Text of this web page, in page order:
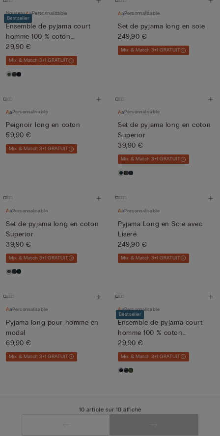
Bestseller
Nouveau Personnalisable
Ensemble de pyjama court
homme 100 % coton
Supérie...
29,90 €
Mix & Match 3+1 GRATUIT
Personnalisable
Set de pyjama long en soie
249,90 €
Mix & Match 3+1 GRATUIT
Personnalisable
Peignoir long en coton
59,90 €
Mix & Match 3+1 GRATUIT
Personnalisable
Set de pyjama long en coton
Superior
39,90 €
Mix & Match 3+1 GRATUIT
Personnalisable
Set de pyjama long en coton
Superior
39,90 €
Mix & Match 3+1 GRATUIT
Personnalisable
Pyjama Long en Soie avec
Liseré
249,90 €
Mix & Match 3+1 GRATUIT
Personnalisable
Pyjama long pour homme en
modal
69,90 €
Mix & Match 3+1 GRATUIT
Bestseller
Personnalisable
Ensemble de pyjama court
homme 100 % coton
Supérie...
29,90 €
Mix & Match 3+1 GRATUIT
10 article sur 10 affiché